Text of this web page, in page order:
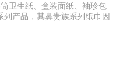
卫生纸、盒装面纸、袖珍包
产品，其鼻贵族系列纸巾因